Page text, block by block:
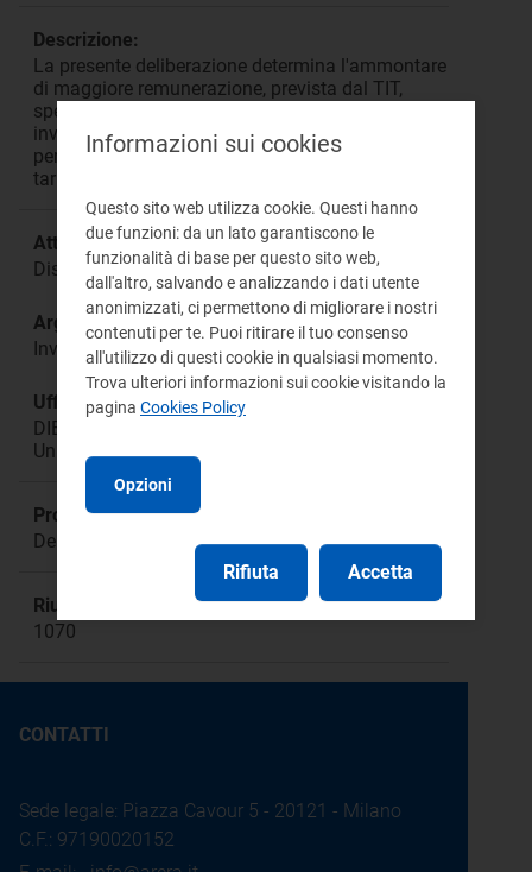
Descrizione:
La presente deliberazione determina l'ammontare
di maggiore remunerazione, prevista dal TIT,
spettante all'impresa RetiPiù Srl, riferita agli
investimenti incentivati entrati in esercizio nel
periodo di regolazione 2012-2013, per l'anno
tariffario 2018.
Attività:
Distribuzione
Argomento:
Investimenti incentivati
Ufficio responsabile:
DIEU Direzione Infrastrutture Energia e
Unbundling
Procedimento:
Deliberazione 654/2015/R/eel - TIT
Riunione:
1070
CONTATTI
Sede legale: Piazza Cavour 5 - 20121 - Milano
C.F.: 97190020152
Informazioni sui cookies
Questo sito web utilizza cookie. Questi hanno
due funzioni: da un lato garantiscono le
funzionalità di base per questo sito web,
dall'altro, salvando e analizzando i dati utente
anonimizzati, ci permettono di migliorare i nostri
contenuti per te. Puoi ritirare il tuo consenso
all'utilizzo di questi cookie in qualsiasi momento.
Trova ulteriori informazioni sui cookie visitando la
pagina Cookies Policy
Opzioni
Rifiuta Accetta